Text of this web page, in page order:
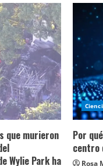
que murieron
Wylie Park ha
Por
centro
Rosa